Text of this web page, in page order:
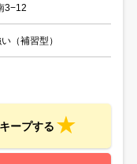
3−12
（補習型）
キープする